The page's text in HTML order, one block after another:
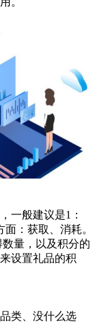
一般建议是1：
：获取、消耗。
量，以及积分的
设置礼品的积
类、没什么选